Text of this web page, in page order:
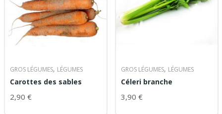
GROS LÉGUMES, LÉGUMES
Carottes des sables
2,90 €
CHOIX DES OPTIONS
GROS LÉGUMES, LÉGUMES
Céleri branche
3,90 €
AJOUTER AU PANIER